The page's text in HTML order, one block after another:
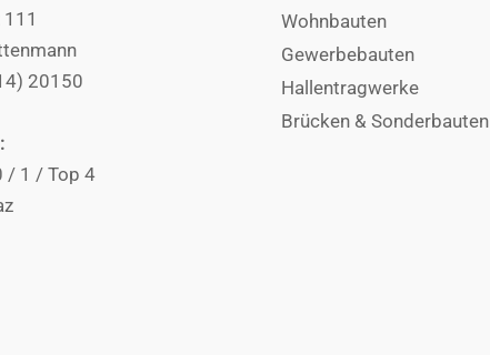
20150
/ 1 / Top 4
Wohnbauten
Gewerbebauten
Hallentragwerke
Brücken & Sonderbauten